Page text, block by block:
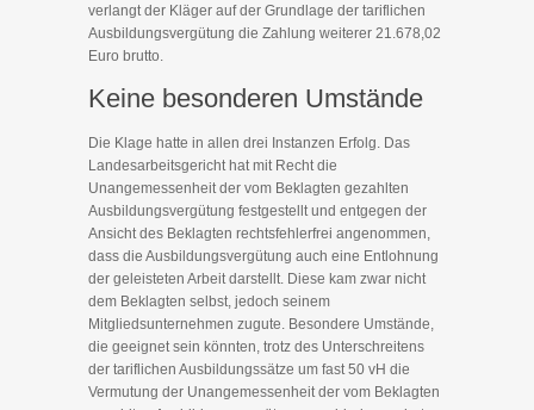
verlangt der Kläger auf der Grundlage der tariflichen
Ausbildungsvergütung die Zahlung weiterer 21.678,02
Euro brutto.
Keine besonderen Umstände
Die Klage hatte in allen drei Instanzen Erfolg. Das
Landesarbeitsgericht hat mit Recht die
Unangemessenheit der vom Beklagten gezahlten
Ausbildungsvergütung festgestellt und entgegen der
Ansicht des Beklagten rechtsfehlerfrei angenommen,
dass die Ausbildungsvergütung auch eine Entlohnung
der geleisteten Arbeit darstellt. Diese kam zwar nicht
dem Beklagten selbst, jedoch seinem
Mitgliedsunternehmen zugute. Besondere Umstände,
die geeignet sein könnten, trotz des Unterschreitens
der tariflichen Ausbildungssätze um fast 50 vH die
Vermutung der Unangemessenheit der vom Beklagten